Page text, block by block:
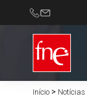
Início > Notícias